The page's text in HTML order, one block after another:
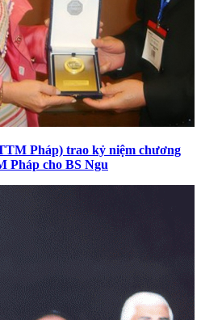
Pháp) trao kỷ niệm chương
Pháp cho BS Ngu